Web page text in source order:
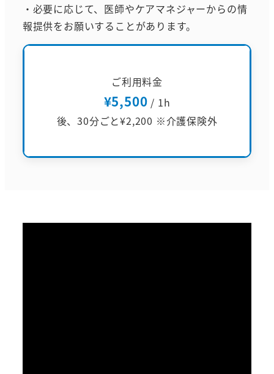
・必要に応じて、医師やケアマネジャーからの情
報提供をお願いすることがあります。
ご利用料金
¥5,500 / 1h
後、30分ごと¥2,200 ※介護保険外